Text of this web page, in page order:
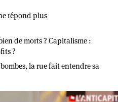
répond plus
de morts ? Capitalisme :
?
la rue fait entendre sa